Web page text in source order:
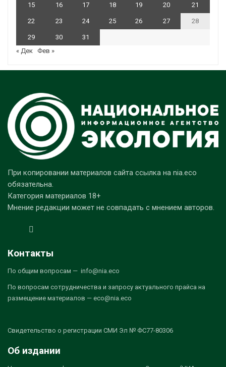
15 16 17 18 19 20 21
22 23 24 25 26 27 28
29 30
31
« Дек Фев »
При копировании материалов сайта ссылка на nia.eco
обязательна.
Категория материалов 18+
Мнение редакции может не совпадать с мнением авторов.
Контакты
По общим вопросам — info@nia.eco
По вопросам сотрудничества и запросу актуального прайса на
размещение материалов — eco@nia.eco
Свидетельство о регистрации СМИ Эл № ФС77-80306
Об издании